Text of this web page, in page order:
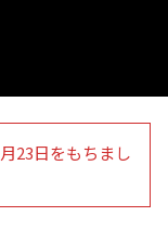
23日をもちまし